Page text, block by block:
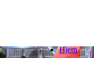
Hjem